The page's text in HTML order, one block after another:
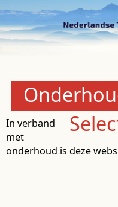
In verband
met
onderhoud is deze